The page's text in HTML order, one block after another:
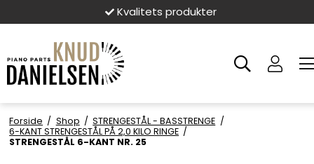
Kvalitets produkter
Forside / Shop / STRENGESTÅL - BASSTRENGE /
6-KANT STRENGESTÅL PÅ 2,0 KILO RINGE /
STRENGESTÅL 6-KANT NR. 25